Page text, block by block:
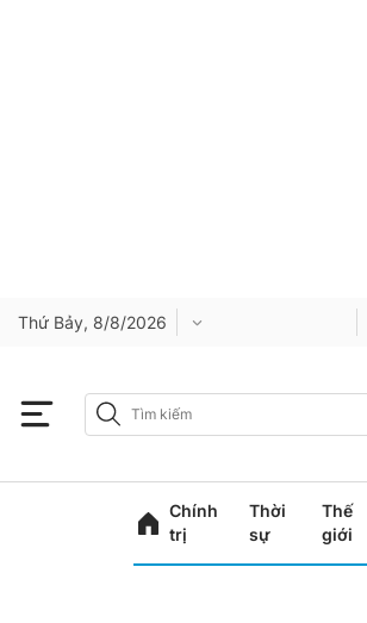
Thứ Bảy, 8/8/2026
Chính
trị
Thời
sự
Thế
giới